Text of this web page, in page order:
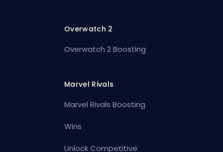
Overwatch 2
Overwatch 2 Boosting
Marvel Rivals
Marvel Rivals Boosting
Wins
Unlock Competitive